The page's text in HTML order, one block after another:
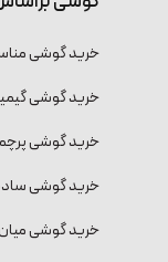
خرید گوشی
خرید گوشی
خرید گوشی
خرید گوشی ساده
خرید گوشی